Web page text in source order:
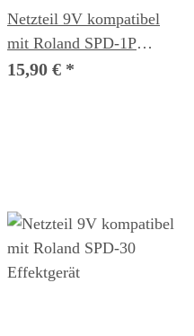
Netzteil 9V kompatibel
mit Roland SPD-1P
Effektgerät
15,90 € *